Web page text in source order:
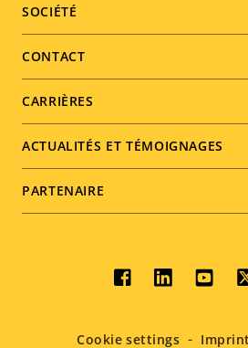
Footer
menu
SOCIÉTÉ
CONTACT
CARRIÈRES
ACTUALITÉS ET TÉMOIGNAGES
PARTENAIRE
Social
menu
Cookie settings Imprint